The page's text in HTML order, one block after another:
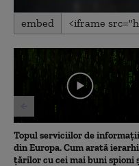
0
seconds
2
minutes,
seconds
embed
Topul serviciilor de informații
din Europa. Cum arată
țărilor cu cei mai buni spioni